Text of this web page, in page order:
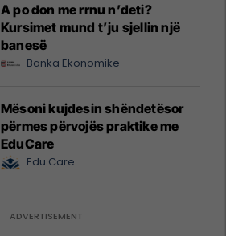
A po don me rrnu n’deti?
Kursimet mund t’ju sjellin një
banesë
Banka Ekonomike
Mësoni kujdesin shëndetësor
përmes përvojës praktike me
EduCare
Edu Care